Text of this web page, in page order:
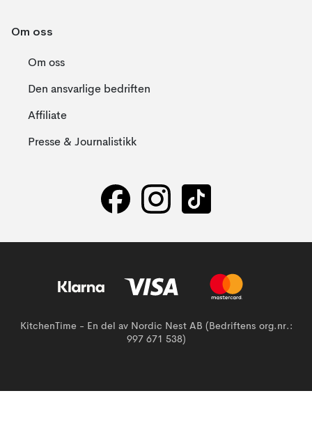
Om oss
Om oss
Den ansvarlige bedriften
Affiliate
Presse & Journalistikk
KitchenTime - En del av Nordic Nest AB (Bedriftens org.nr.:
997 671 538)